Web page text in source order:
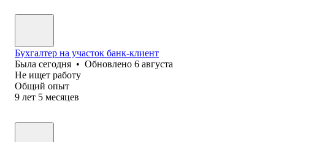
Бухгалтер на участок банк-клиент
Была сегодня • Обновлено 6 августа
Не ищет работу
Общий опыт
9 лет 5 месяцев